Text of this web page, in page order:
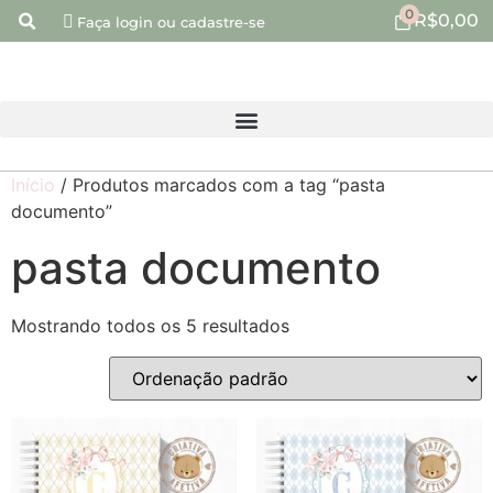
Faça login ou cadastre-se 0R$0,00
Início / Produtos marcados com a tag “pasta
documento”
pasta documento
Mostrando todos os 5 resultados